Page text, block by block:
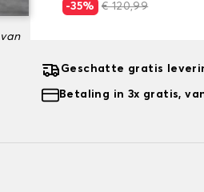
-35% € 120,99
Geschatte gratis
Betaling in 3x gratis,